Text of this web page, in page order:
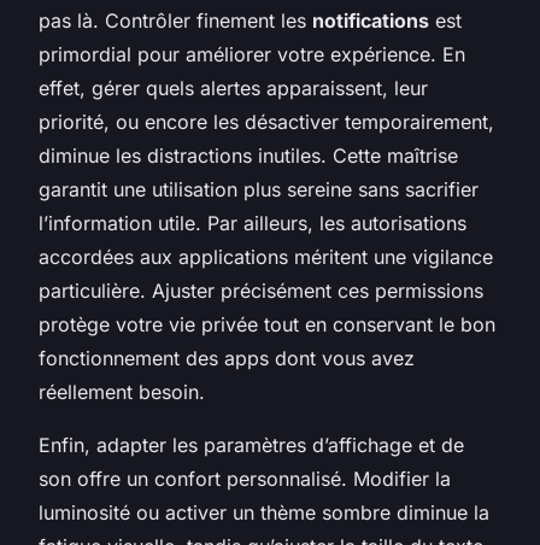
pas là. Contrôler finement les notifications est
primordial pour améliorer votre expérience. En
effet, gérer quels alertes apparaissent, leur
priorité, ou encore les désactiver temporairement,
diminue les distractions inutiles. Cette maîtrise
garantit une utilisation plus sereine sans sacrifier
l’information utile. Par ailleurs, les autorisations
accordées aux applications méritent une vigilance
particulière. Ajuster précisément ces permissions
protège votre vie privée tout en conservant le bon
fonctionnement des apps dont vous avez
réellement besoin.
Enfin, adapter les paramètres d’affichage et de
son offre un confort personnalisé. Modifier la
luminosité ou activer un thème sombre diminue la